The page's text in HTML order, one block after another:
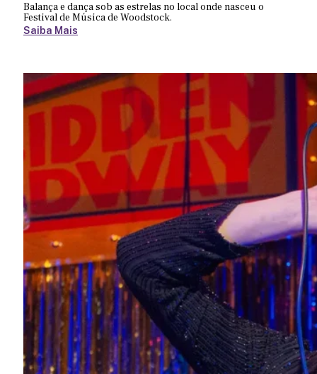
Balança e dança sob as estrelas no local onde nasceu o
Festival de Música de Woodstock.
Saiba Mais